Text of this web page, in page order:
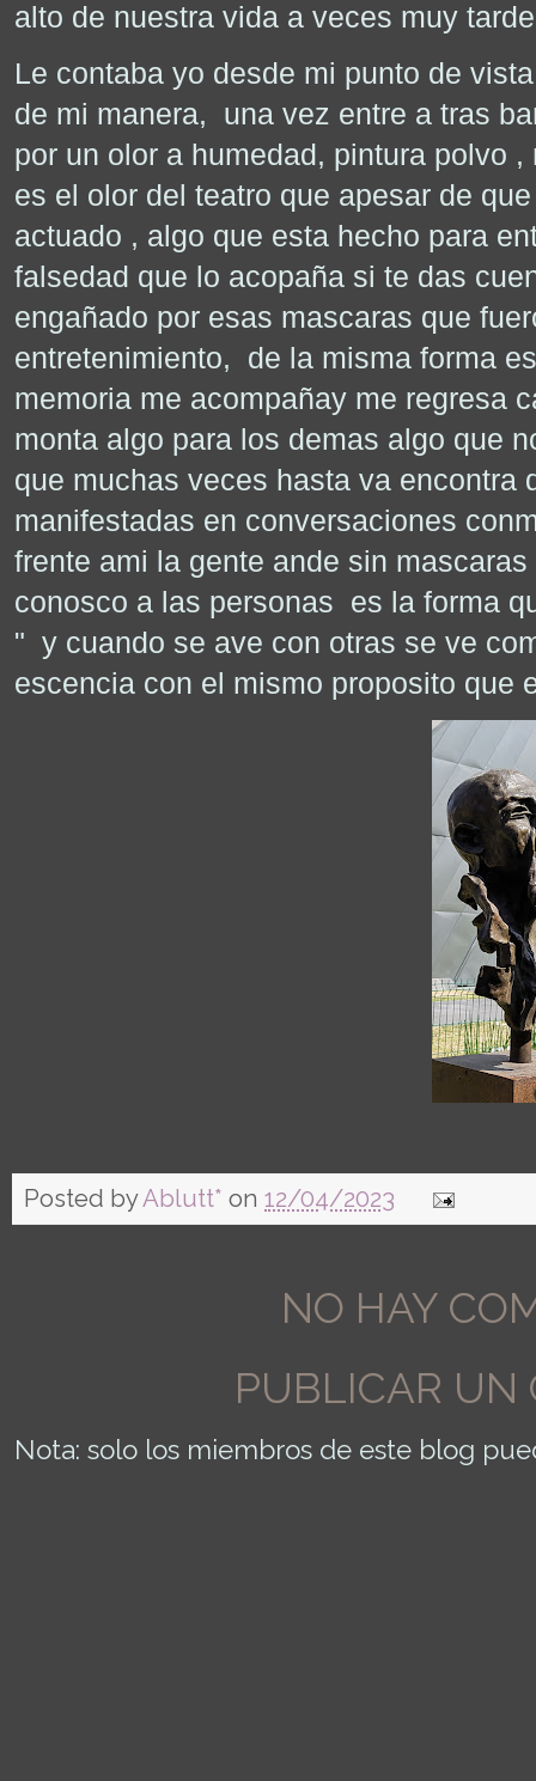
alto de nuestra vida a veces muy
Le contaba yo desde mi punto de
de mi manera, una vez entre a tras
por un olor a humedad, pintura polvo
es el olor del teatro que apesar de
actuado , algo que esta hecho para
falsedad que lo acopaña si te das
engañado por esas mascaras que
entretenimiento, de la misma forma
memoria me acompañay me regresa
monta algo para los demas algo que
que muchas veces hasta va encontra
manifestadas en conversaciones
frente ami la gente ande sin
conosco a las personas es la forma
" y cuando se ave con otras se ve
escencia con el mismo proposito
Posted byAblutt* on 12/04/2023
NO HAY
PUBLICAR UN
Nota: solo los miembros de este blog